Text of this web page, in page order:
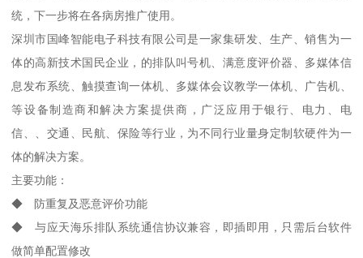
统，下一步将在各病房推广使用。
深圳市国峰智能电子科技有限公司是一家集研发、生产、销售为一
体的高新技术国民企业，的排队叫号机、满意度评价器、多媒体信
息发布系统、触摸查询一体机、多媒体会议教学一体机、广告机、
等设备制造商和解决方案提供商，广泛应用于银行、电力、电
信、、交通、民航、保险等行业，为不同行业量身定制软硬件为一
体的解决方案。
主要功能：
◆ 防重复及恶意评价功能
◆ 与应天海乐排队系统通信协议兼容，即插即用，只需后台软件
做简单配置修改